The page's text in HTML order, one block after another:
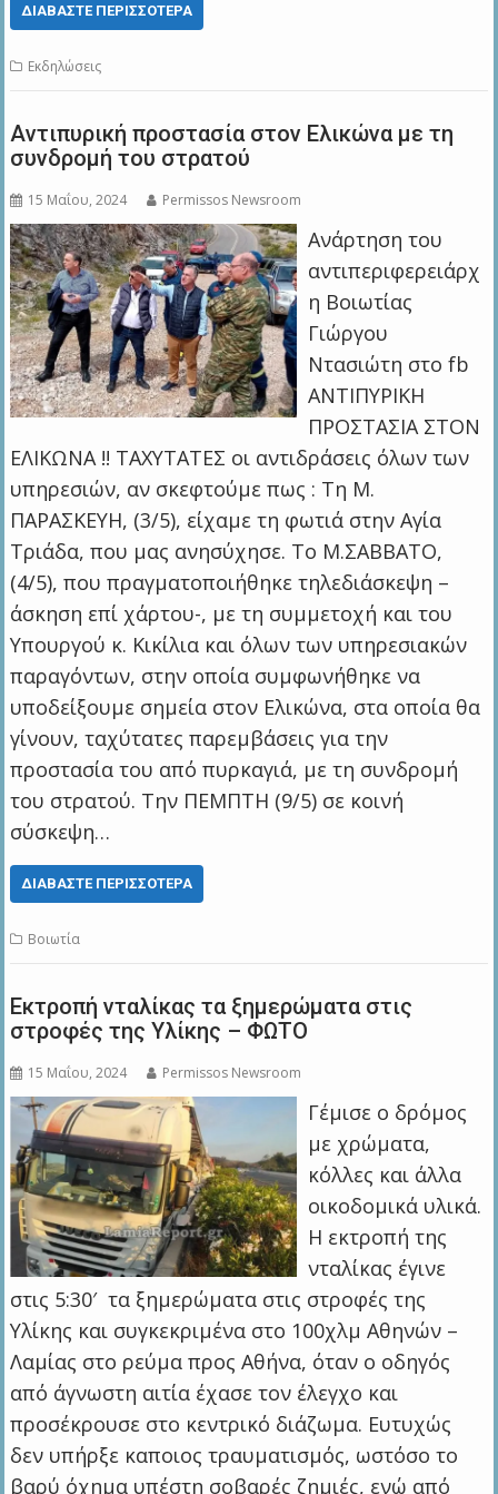
ΔΙΑΒΆΣΤΕ ΠΕΡΙΣΣΌΤΕΡΑ
Εκδηλώσεις
Αντιπυρική προστασία στον Ελικώνα με τη
συνδρομή του στρατού
15 Μαΐου, 2024 Permissos Newsroom
Ανάρτηση του
αντιπεριφερειάρχ
η Βοιωτίας
Γιώργου
Ντασιώτη στο fb
ΑΝΤΙΠΥΡΙΚΗ
ΠΡΟΣΤΑΣΙΑ ΣΤΟΝ
ΕΛΙΚΩΝΑ !! ΤΑΧΥΤΑΤΕΣ οι αντιδράσεις όλων των
υπηρεσιών, αν σκεφτούμε πως : Τη Μ.
ΠΑΡΑΣΚΕΥΗ, (3/5), είχαμε τη φωτιά στην Αγία
Τριάδα, που μας ανησύχησε. Το Μ.ΣΑΒΒΑΤΟ,
(4/5), που πραγματοποιήθηκε τηλεδιάσκεψη –
άσκηση επί χάρτου-, με τη συμμετοχή και του
Υπουργού κ. Κικίλια και όλων των υπηρεσιακών
παραγόντων, στην οποία συμφωνήθηκε να
υποδείξουμε σημεία στον Ελικώνα, στα οποία θα
γίνουν, ταχύτατες παρεμβάσεις για την
προστασία του από πυρκαγιά, με τη συνδρομή
του στρατού. Την ΠΕΜΠΤΗ (9/5) σε κοινή
σύσκεψη…
ΔΙΑΒΆΣΤΕ ΠΕΡΙΣΣΌΤΕΡΑ
Βοιωτία
Εκτροπή νταλίκας τα ξημερώματα στις
στροφές της Υλίκης – ΦΩΤΟ
15 Μαΐου, 2024 Permissos Newsroom
Γέμισε ο δρόμος
με χρώματα,
κόλλες και άλλα
οικοδομικά υλικά.
Η εκτροπή της
νταλίκας έγινε
στις 5:30′ τα ξημερώματα στις στροφές της
Υλίκης και συγκεκριμένα στο 100χλμ Αθηνών –
Λαμίας στο ρεύμα προς Αθήνα, όταν ο οδηγός
από άγνωστη αιτία έχασε τον έλεγχο και
προσέκρουσε στο κεντρικό διάζωμα. Ευτυχώς
δεν υπήρξε καποιος τραυματισμός, ωστόσο το
βαρύ όχημα υπέστη σοβαρές ζημιές, ενώ από